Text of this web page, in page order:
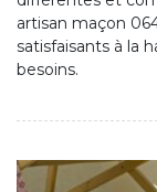
artisan maçon
satisfaisants à la
besoins.